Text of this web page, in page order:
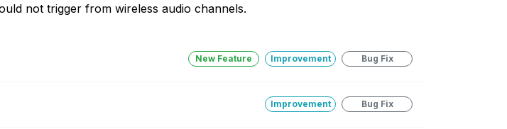
not trigger from wireless audio channels.
New Feature Improvement Bug Fix
Improvement Bug Fix